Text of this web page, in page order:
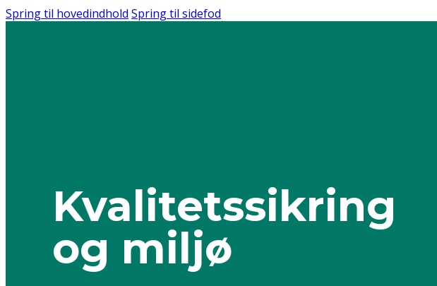
Spring til hovedindhold Spring til sidefod
Kvalitets­sikring
og miljø